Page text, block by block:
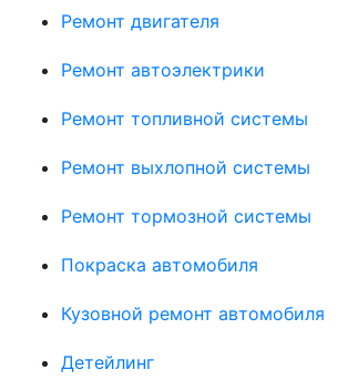
Ремонт двигателя
Ремонт автоэлектрики
Ремонт топливной системы
Ремонт выхлопной системы
Ремонт тормозной системы
Покраска автомобиля
Кузовной ремонт автомобиля
Детейлинг